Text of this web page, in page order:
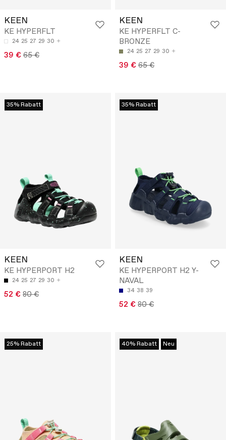
KEEN
KE HYPERFLT
24 25 27 29 30
39 € 65 €
KEEN
KE HYPERFLT C-
BRONZE
24 25 27 29 30
39 € 65 €
35% Rabatt
KEEN
KE HYPERPORT H2
24 25 27 29 30
52 € 80 €
35% Rabatt
KEEN
KE HYPERPORT H2 Y-
NAVAL
34 38 39
52 € 80 €
25% Rabatt 40% Rabatt Neu